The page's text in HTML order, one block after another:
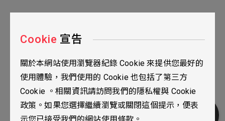
台北市115南港區三重路19之2號九樓
02-2655-0077
02-2655-0666
TOP
人才招募 隱私權政策
Cookie 宣告
關於本網站使用瀏覽器紀錄 Cookie 來提供您最好的
使用體驗，我們使用的 Cookie 也包括了第三方
Cookie 。相關資訊請訪問我們的隱私權與 Cookie
政策。如果您選擇繼續瀏覽或關閉這個提示，便表